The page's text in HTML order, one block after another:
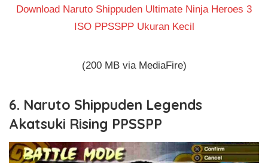
Download Naruto Shippuden Ultimate Ninja Heroes 3
ISO PPSSPP Ukuran Kecil
(200 MB via MediaFire)
6. Naruto Shippuden Legends
Akatsuki Rising PPSSPP